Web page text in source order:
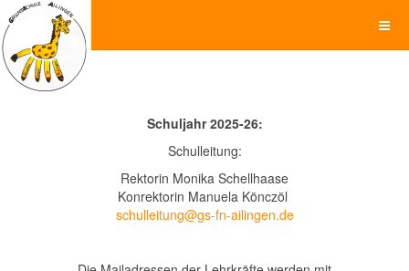
Schuljahr 2025-26:
Schulleitung:
Rektorin Monika Schellhaase
Konrektorin Manuela Könczöl
schulleitung@gs-fn-ailingen.de